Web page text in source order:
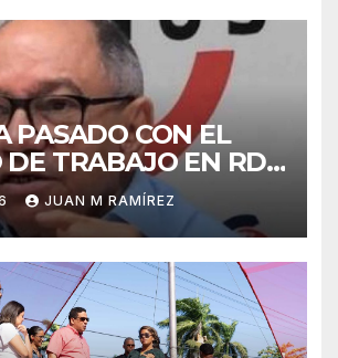
PASADO CON EL
DE TRABAJO EN RD?
señala que seis
de eliminar la
fracasan
JUAN M RAMÍREZ